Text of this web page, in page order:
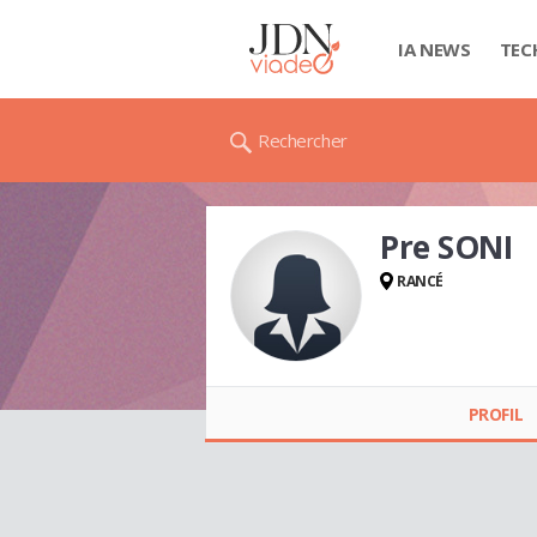
IA NEWS
Rechercher
Pre SONI
RANCÉ
PROFIL